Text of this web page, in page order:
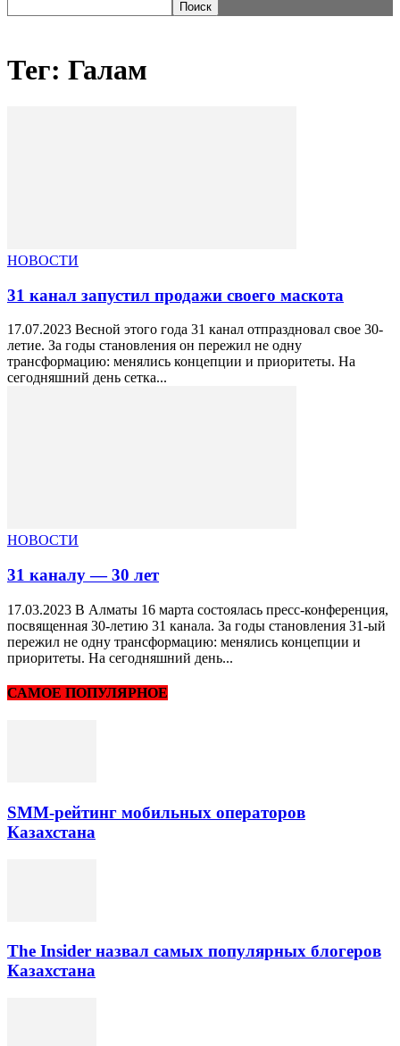
Тег: Галам
НОВОСТИ
31 канал запустил продажи своего маскота
17.07.2023 Весной этого года 31 канал отпраздновал свое 30-
летие. За годы становления он пережил не одну
трансформацию: менялись концепции и приоритеты. На
сегодняшний день сетка...
НОВОСТИ
31 каналу — 30 лет
17.03.2023 В Алматы 16 марта состоялась пресс-конференция,
посвященная 30-летию 31 канала. За годы становления 31-ый
пережил не одну трансформацию: менялись концепции и
приоритеты. На сегодняшний день...
САМОЕ ПОПУЛЯРНОЕ
SMM-рейтинг мобильных операторов
Казахстана
The Insider назвал самых популярных блогеров
Казахстана